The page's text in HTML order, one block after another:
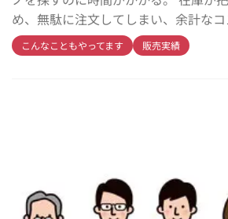
め、無駄に注文してしまい、余計な
こんなこともやってます 販売実績